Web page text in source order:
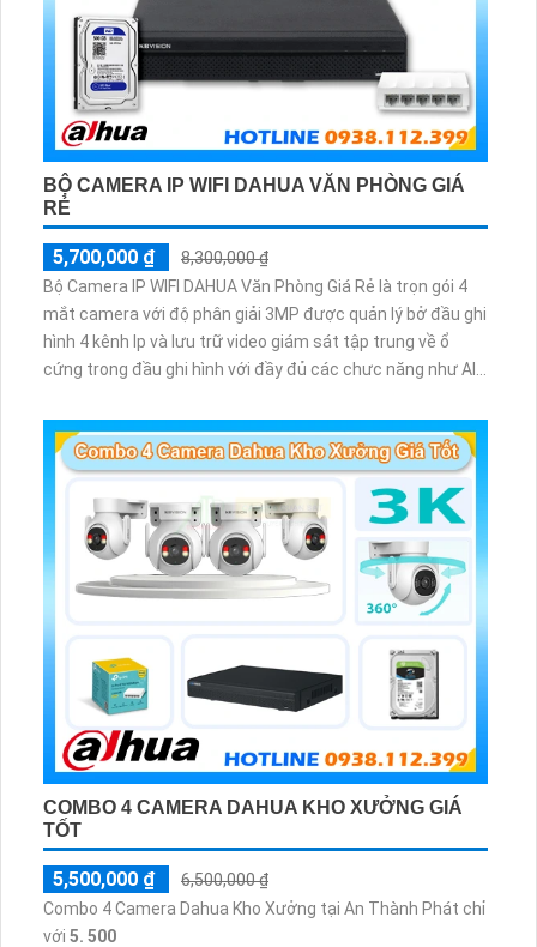
BỘ CAMERA IP WIFI DAHUA VĂN PHÒNG GIÁ
RẺ
5,700,000 ₫
8,300,000 ₫
Bộ Camera IP WIFI DAHUA Văn Phòng Giá Rẻ là trọn gói 4
mắt camera với độ phân giải 3MP được quản lý bở đầu ghi
hình 4 kênh Ip và lưu trữ video giám sát tập trung về ổ
cứng trong đầu ghi hình với đầy đủ các chưc năng như AI
giám sát có màu vào ban đêm
COMBO 4 CAMERA DAHUA KHO XƯỞNG GIÁ
TỐT
5,500,000 ₫
6,500,000 ₫
Combo 4 Camera Dahua Kho Xưởng tại An Thành Phát chỉ
với 5. 500